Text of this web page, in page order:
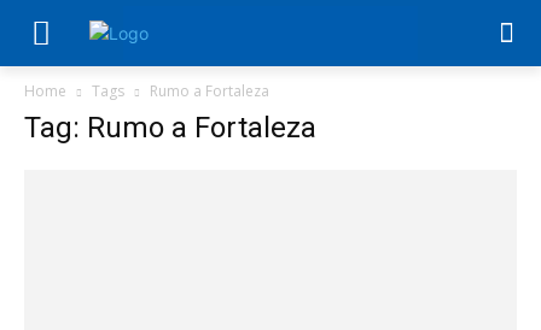
Home Tags Rumo a Fortaleza
Tag: Rumo a Fortaleza